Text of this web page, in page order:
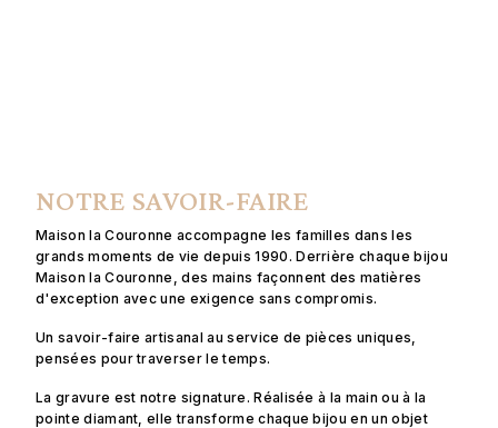
NOTRE SAVOIR-FAIRE
Maison la Couronne accompagne les familles dans les
grands moments de vie depuis 1990. Derrière chaque bijou
Maison la Couronne, des mains façonnent des matières
d'exception avec une exigence sans compromis.
Un savoir-faire artisanal au service de pièces uniques,
pensées pour traverser le temps.
La gravure est notre signature. Réalisée à la main ou à la
pointe diamant, elle transforme chaque bijou en un objet